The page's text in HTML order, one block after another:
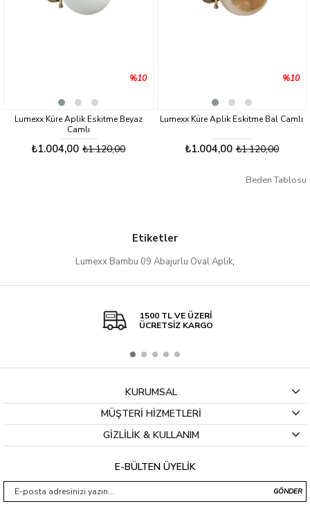
Lumexx Küre Aplik Eskitme Beyaz
Camlı
₺1.004,00 ₺1.120,00
%10
Lumexx Küre Aplik Eskitme Bal Camlı
₺1.004,00 ₺1.120,00
%10
Beden Tablosu
Etiketler
Lumexx Bambu 09 Abajurlu Oval Aplik,
1500 TL VE ÜZERİ
ÜCRETSİZ KARGO
KURUMSAL
MÜŞTERİ HİZMETLERİ
GİZLİLİK & KULLANIM
E-BÜLTEN ÜYELİK
GÖNDER